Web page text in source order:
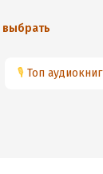
выбрать
🎙 Топ аудиокниг